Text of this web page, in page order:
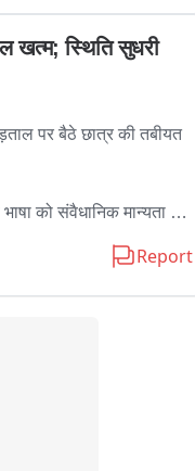
खत्म; स्थिति सुधरी
पर बैठे छात्र की तबीयत
को संवैधानिक मान्यता
पिछले चार दिनों से जारी
Report